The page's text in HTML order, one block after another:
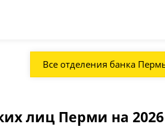
Все отделения банка
лиц Перми на 2026